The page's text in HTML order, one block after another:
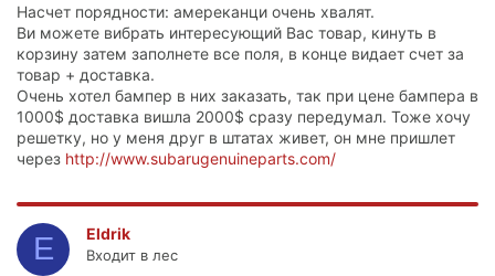
Насчет порядности: амереканци очень хвалят.
Ви можете вибрать интересующий Вас товар, кинуть в
корзину затем заполнете все поля, в конце видает счет за
товар + доставка.
Очень хотел бампер в них заказать, так при цене бампера в
1000$ доставка вишла 2000$ сразу передумал. Тоже хочу
решетку, но у меня друг в штатах живет, он мне пришлет
через http://www.subarugenuineparts.com/
E Eldrik
Входит в лес